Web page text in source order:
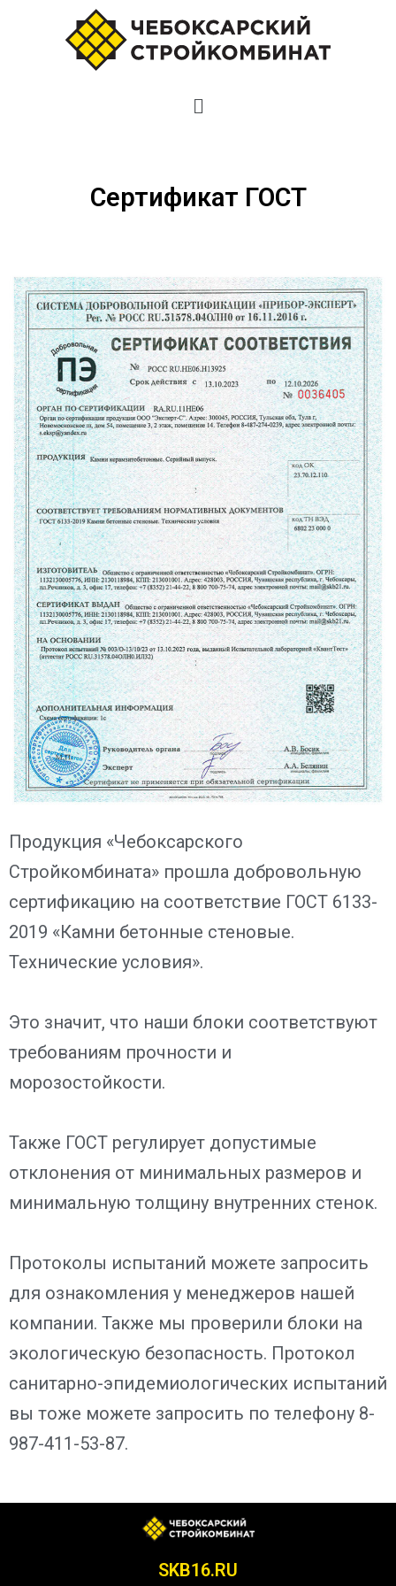
Сертификат ГОСТ
Продукция «Чебоксарского
Стройкомбината» прошла добровольную
сертификацию на соответствие ГОСТ 6133-
2019 «Камни бетонные стеновые.
Технические условия».
Это значит, что наши блоки соответствуют
требованиям прочности и
морозостойкости.
Также ГОСТ регулирует допустимые
отклонения от минимальных размеров и
минимальную толщину внутренних стенок.
Протоколы испытаний можете запросить
для ознакомления у менеджеров нашей
компании. Также мы проверили блоки на
экологическую безопасность. Протокол
санитарно-эпидемиологических испытаний
вы тоже можете запросить по телефону 8-
987-411-53-87.
SKB16.RU